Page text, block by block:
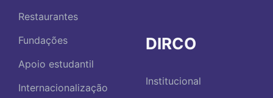
Restaurantes
Fundações
Apoio estudantil
Internacionalização
DIRCO
Institucional